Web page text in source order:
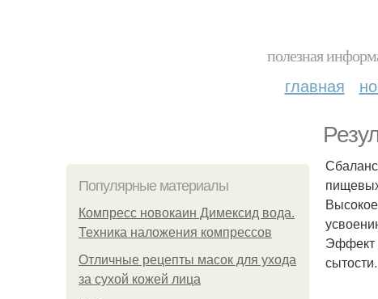
полезная
главная
Популярные материалы
Компресс новокаин Димексид вода.
Техника наложения компрессов
Отличные рецепты масок для ухода
за сухой кожей лица
Эффект
сытости.